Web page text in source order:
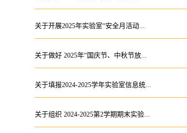
关于开展2025年实验室“安全月活动...
关于做好 2025年“国庆节、中秋节放...
关于填报2024-2025学年实验室信息统...
关于组织 2024-2025第2学期期末实验...